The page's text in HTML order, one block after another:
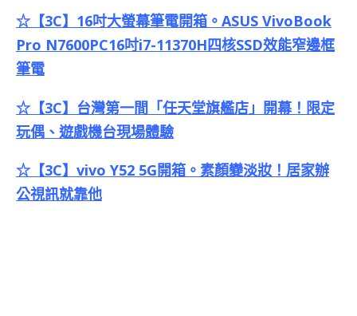
☆【3C】16吋大螢幕筆電開箱。ASUS VivoBook
Pro N7600PC16吋i7-11370H四核SSD效能窄邊框
筆電
☆【3C】台灣第一間「任天堂旗艦店」開幕！限定
玩偶、遊戲機台現場體驗
☆【3C】vivo Y52 5G開箱。素顏變淡妝！居家辦
公視訊就靠他